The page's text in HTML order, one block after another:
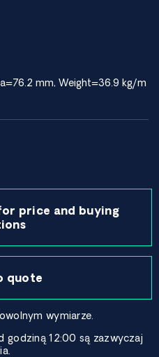
mm, Weight=36.9 kg/m
price and buying
quote
wymiarze.
godziną 12:00 są zazwyczaj